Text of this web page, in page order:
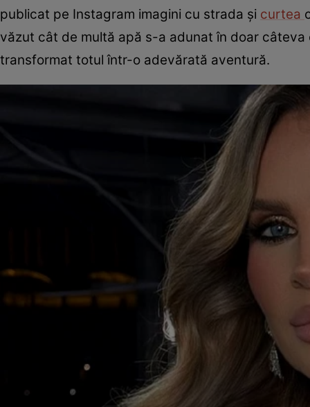
publicat pe Instagram imagini cu strada și curtea
văzut cât de multă apă s-a adunat în doar
transformat totul într-o adevărată aventură.